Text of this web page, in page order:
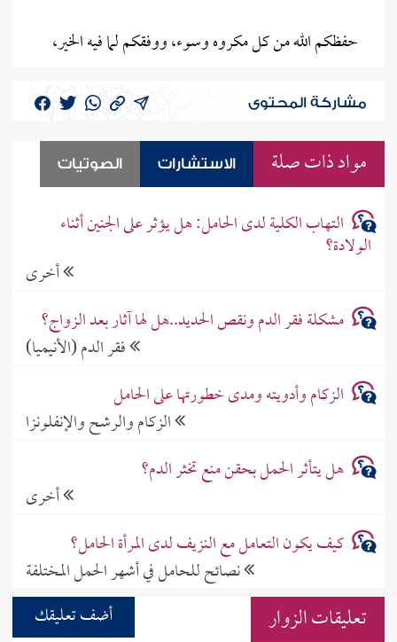
حفظكم الله من كل مكروه وسوء، ووفقكم لما فيه الخير،
مشاركة المحتوى
مواد ذات صلة الاستشارات الصوتيات
التهاب الكلية لدى الحامل: هل يؤثر على الجنين أثناء
الولادة؟
أخرى
مشكلة فقر الدم ونقص الحديد..هل لها آثار بعد الزواج؟
فقر الدم (الأنيميا)
الزكام وأدويته ومدى خطورتها على الحامل
الزكام والرشح والإنفلونزا
هل يتأثر الحمل بحقن منع تخثر الدم؟
أخرى
كيف يكون التعامل مع النزيف لدى المرأة الحامل؟
نصائح للحامل في أشهر الحمل المختلفة
تعليقات الزوار
أضف تعليقك